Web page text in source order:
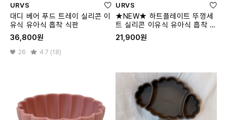
URVS
대디 베어 푸드 트레이 실리콘 이
유식 유아식 흡착 식판
36,800원
26 4.7 (18)
URVS
★NEW★ 하트플레이트 뚜껑세
트 실리콘 이유식 유아식 흡착 식
판
21,900원